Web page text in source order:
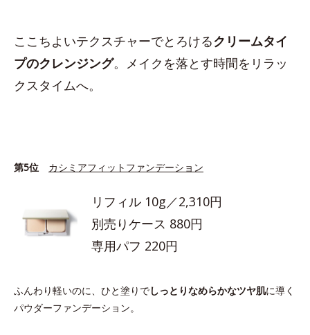
ここちよいテクスチャーでとろけるクリームタイ
プのクレンジング。メイクを落とす時間をリラッ
クスタイムへ。
第5位 カシミアフィットファンデーション
リフィル 10g／2,310円
別売りケース 880円
専用パフ 220円
ふんわり軽いのに、ひと塗りでしっとりなめらかなツヤ肌に導く
パウダーファンデーション。